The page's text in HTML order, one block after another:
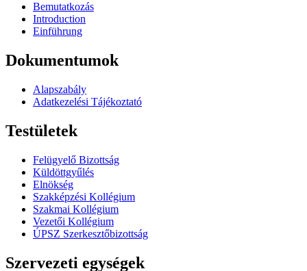
Bemutatkozás
Introduction
Einführung
Dokumentumok
Alapszabály
Adatkezelési Tájékoztató
Testületek
Felügyelő Bizottság
Küldöttgyűlés
Elnökség
Szakképzési Kollégium
Szakmai Kollégium
Vezetői Kollégium
ÚPSZ Szerkesztőbizottság
Szervezeti egységek